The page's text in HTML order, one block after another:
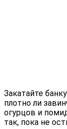
Закатайте
плотно ли
огурцов и
так, пока не